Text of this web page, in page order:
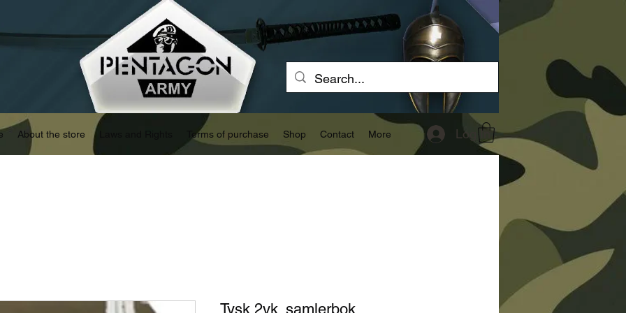
About the store Terms of purchase Shop Contact More Log In
Tysk 2vk. samlerbok